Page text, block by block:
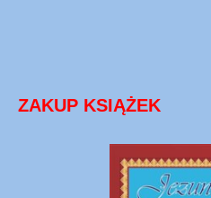
ZAKUP KSIĄŻEK